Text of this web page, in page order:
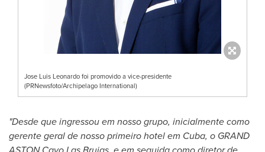
Jose Luis Leonardo foi promovido a vice-presidente
(PRNewsfoto/Archipelago International)
"Desde que ingressou em nosso grupo, inicialmente como
gerente geral de nosso primeiro hotel em Cuba, o GRAND